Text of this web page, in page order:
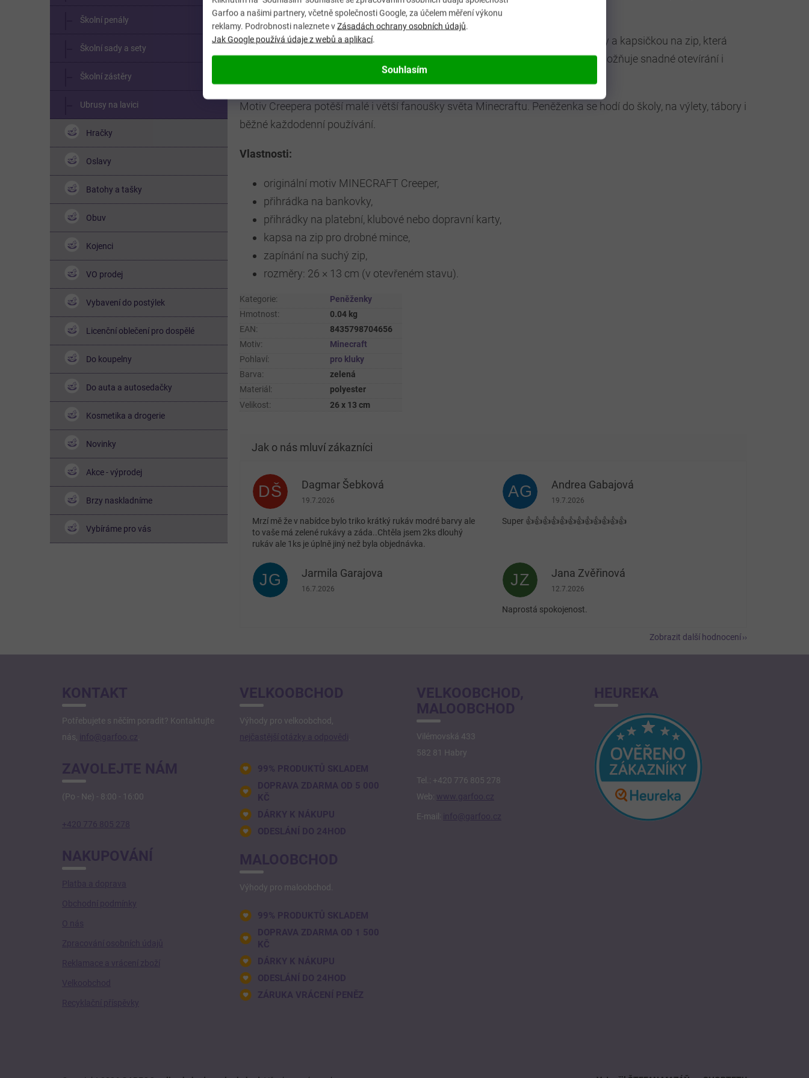
Garfoo a našimi partnery, včetně společnosti Google, za účelem měření výkonu
reklamy. Podrobnosti naleznete vZásadách ochrany osobních údajů.
Jak Google používá údaje z webů a aplikací.
Souhlasím
Školní penály
Školní sady a sety
Školní zástěry
Ubrusy na lavici
Hračky
Oslavy
Batohy a tašky
Obuv
Kojenci
VO prodej
Vybavení do postýlek
Licenční oblečení pro dospělé
Do koupelny
Do auta a autosedačky
Kosmetika a drogerie
Novinky
Akce - výprodej
Brzy naskladníme
Vybíráme pro vás
místo.
Peněženka je vybavena přihrádkou na bankovky, několika přihrádkami na karty a kapsičkou na zip, která
bezpečně uchová drobné mince nebo jiné drobnosti. Zapínání na suchý zip umožňuje snadné otevírání i
zavírání a zároveň pomáhá udržet obsah peněženky bezpečně uvnitř.
Motiv Creepera potěší malé i větší fanoušky světa Minecraftu. Peněženka se hodí do školy, na výlety, tábory i
běžné každodenní používání.
Vlastnosti:
originální motiv MINECRAFT Creeper,
přihrádka na bankovky,
přihrádky na platební, klubové nebo dopravní karty,
kapsa na zip pro drobné mince,
zapínání na suchý zip,
rozměry: 26 × 13 cm (v otevřeném stavu).
Kategorie:
Peněženky
Hmotnost:
0.04 kg
EAN:
8435798704656
Motiv:
Minecraft
Pohlaví:
pro kluky
Barva:
zelená
Materiál :
polyester
Velikost: 26 x 13 cm
DŠ Dagmar Šebková
Hodnocení obchodu je 4 z 5 hvězdiček.
19.7.2026
Mrzí mě že v nabídce bylo triko krátký rukáv modré barvy ale
to vaše má zelené rukávy a záda..Chtěla jsem 2ks dlouhý
rukáv ale 1ks je úplně jiný než byla objednávka.
AG Andrea Gabajová
Hodnocení obchodu je 5 z 5 hvězdiček.
19.7.2026
Super 👍👍👍👍👍👍👍👍👍👍👍👍
JG Jarmila Garajova
Hodnocení obchodu je 5 z 5 hvězdiček.
16.7.2026 JZ Jana Zvěřinová
Hodnocení obchodu je 5 z 5 hvězdiček.
12.7.2026
Naprostá spokojenost.
Zobrazit další hodnocení
KONTAKT
Potřebujete s něčím poradit? Kontaktujte
nás,
info@garfoo.cz
ZAVOLEJTE NÁM
(Po - Ne) - 8:00 - 16:00
+420 776 805 278
NAKUPOVÁNÍ
Platba a doprava
Obchodní podmínky
O nás
Zpracování osobních údajů
Reklamace a vrácení zboží
Velkoobchod
Recyklační příspěvky
VELKOOBCHOD
Výhody pro velkoobchod,
nejčastější otázky a odpovědi
99% PRODUKTŮ SKLADEM
DOPRAVA ZDARMA OD 5 000
KČ
DÁRKY K NÁKUPU
ODESLÁNÍ DO 24HOD
MALOOBCHOD
Výhody pro maloobchod.
99% PRODUKTŮ SKLADEM
DOPRAVA ZDARMA OD 1 500
KČ
DÁRKY K NÁKUPU
ODESLÁNÍ DO 24HOD
ZÁRUKA VRÁCENÍ PENĚZ
VELKOOBCHOD,
MALOOBCHOD
Vilémovská 433
582 81 Habry
Tel.: +420 776 805 278
Web: www.garfoo.cz
E-mail: info@garfoo.cz
HEUREKA